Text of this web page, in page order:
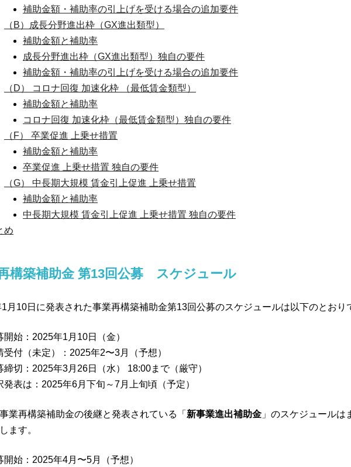
補助金額・補助率の引上げを受ける場合の追加要件
（B）成長分野進出枠（GX進出類型）
補助金額と補助率
成長分野進出枠（GX進出類型）独自の要件
補助金額・補助率の引上げを受ける場合の追加要件
（D） コロナ回復 加速化枠 （最低賃金類型）
補助金額と補助率
コロナ回復 加速化枠（最低賃金類型）独自の要件
（F） 卒業促進 上乗せ措置
補助金額と補助率
卒業促進 上乗せ措置 独自の要件
（G） 中長期大規模 賃金引上促進 上乗せ措置
補助金額と補助率
中長期大規模 賃金引上促進 上乗せ措置 独自の要件
め
構築補助金 第13回公募 スケジュール
月10日に発表された事業再構築補助金第13回公募のスケジュールは以下のとおり
開始：2025年1月10日（金）
受付（未定）：2025年2〜3月（予想）
締切：2025年3月26日（水） 18:00まで（厳守）
発表は：2025年6月下旬～7月上旬頃（予定）
業再構築補助金の後継と発表されている「 新事業進出補助金 」のスケジュールは
ます。
開始：2025年4月〜5月（予想）